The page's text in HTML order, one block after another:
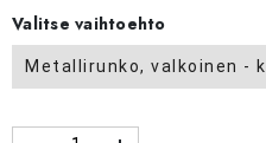
Valitse vaihtoehto
Metallirunko, valkoinen -